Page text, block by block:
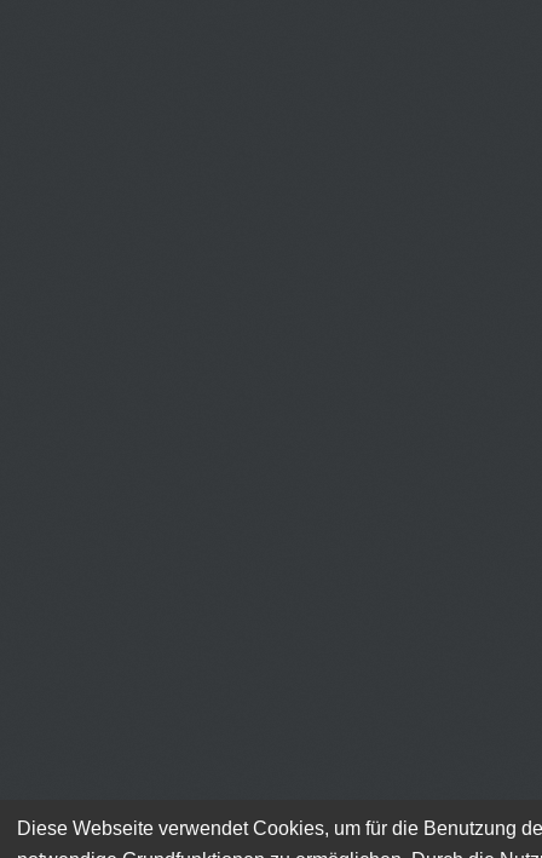
Diese Webseite verwendet Cookies, um für die Benutzung